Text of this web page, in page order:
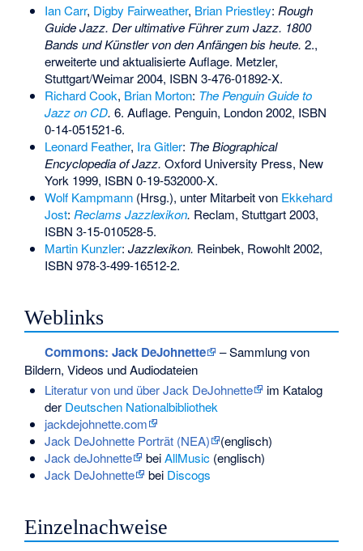
Ian Carr, Digby Fairweather, Brian Priestley: Rough
Guide Jazz. Der ultimative Führer zum Jazz. 1800
Bands und Künstler von den Anfängen bis heute. 2.,
erweiterte und aktualisierte Auflage. Metzler,
Stuttgart/Weimar 2004, ISBN 3-476-01892-X.
Richard Cook, Brian Morton: The Penguin Guide to
Jazz on CD. 6. Auflage. Penguin, London 2002, ISBN
0-14-051521-6.
Leonard Feather, Ira Gitler: The Biographical
Encyclopedia of Jazz. Oxford University Press, New
York 1999, ISBN 0-19-532000-X.
Wolf Kampmann(Hrsg.), unter Mitarbeit von Ekkehard
Jost: Reclams Jazzlexikon. Reclam, Stuttgart 2003,
ISBN 3-15-010528-5.
Martin Kunzler: Jazzlexikon. Reinbek, Rowohlt 2002,
ISBN 978-3-499-16512-2.
Weblinks
Commons: Jack DeJohnette
– Sammlung von
Bildern, Videos und Audiodateien
Literatur von und über Jack DeJohnette
im Katalog
der Deutschen Nationalbibliothek
jackdejohnette.com
Jack DeJohnette Porträt (NEA)
(englisch)
Jack deJohnette
beiAllMusic(englisch)
Jack DeJohnette
bei Discogs
Einzelnachweise